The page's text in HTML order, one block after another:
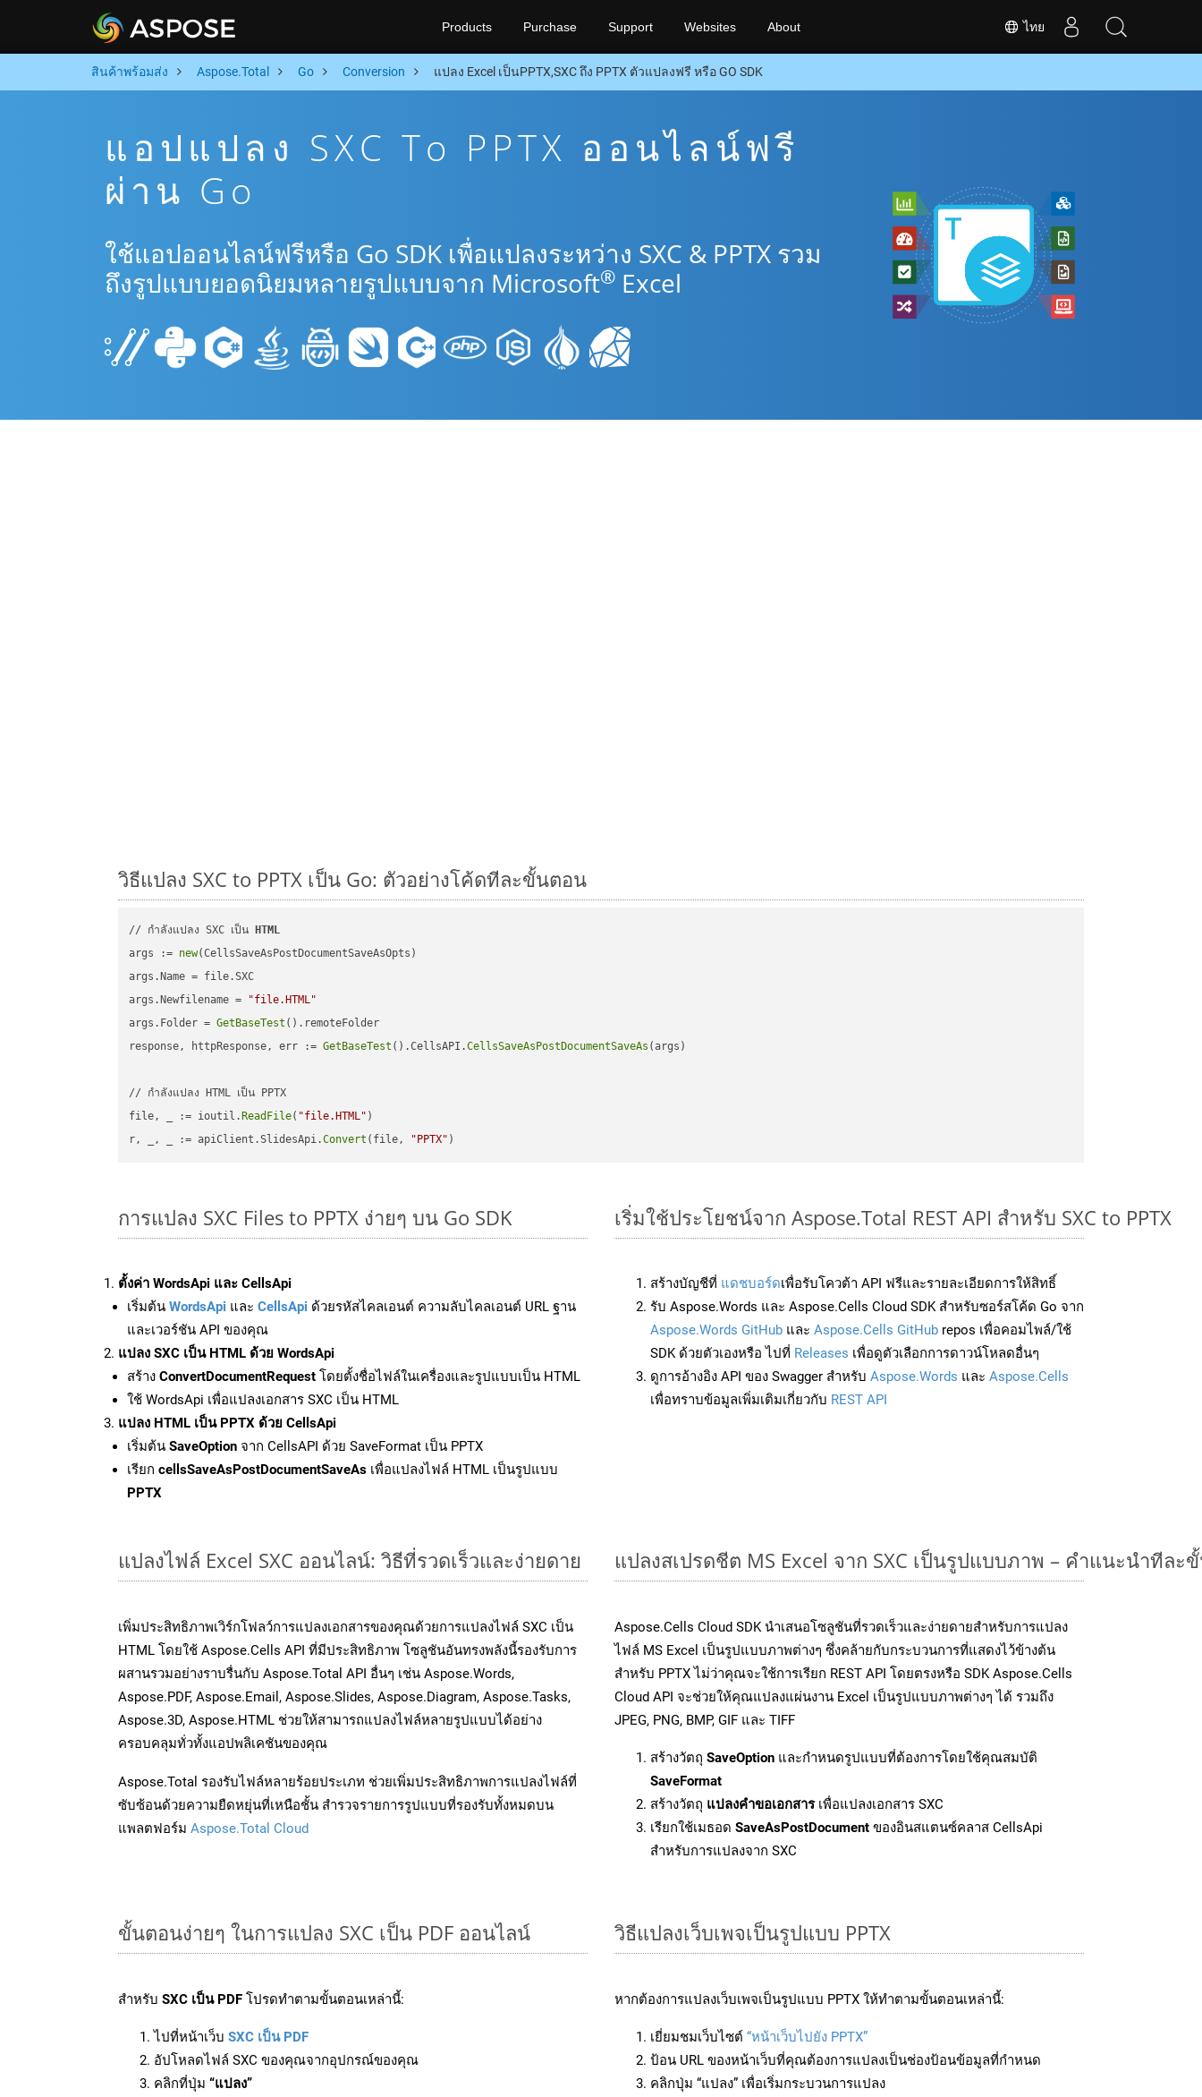
ไทย
Products Purchase Support Websites About
สินค้าพร้อมส่ง Aspose.Total Go Conversion แปลง Excel เป็นPPTX,SXC ถึง PPTX ตัวแปลงฟรี หรือ GO SDK
แอปแปลง SXC To PPTX ออนไลน์ฟรี
ผ่าน Go
ใช้แอปออนไลน์ฟรีหรือ Go SDK เพื่อแปลงระหว่าง SXC & PPTX รวม
ถึงรูปแบบยอดนิยมหลายรูปแบบจาก Microsoft® Excel
วิธีแปลง SXC to PPTX เป็น Go: ตัวอย่างโค้ดทีละขั้นตอน
// กำลังแปลง SXC เป็น
HTML
args := new(CellsSaveAsPostDocumentSaveAsOpts)
args.Name = file.SXC
args.Newfilename =
"file.HTML"
args.Folder = GetBaseTest ().remoteFolder
response, httpResponse, err := GetBaseTest ().CellsAPI.CellsSaveAsPostDocumentSaveAs (args)
// กำลังแปลง HTML เป็น PPTX
file, _ := ioutil. ReadFile( "file.HTML" )
r, _, _ := apiClient.SlidesApi.Convert (file, "PPTX"
การแปลง SXC Files to PPTX ง่ายๆ บน Go SDK
ตั้งค่า WordsApi และ CellsApi
เริ่มต้น WordsApi และ CellsApi ด้วยรหัสไคลเอนต์ ความลับไคลเอนต์ URL ฐาน
และเวอร์ชัน API ของคุณ
แปลง SXC เป็น HTML ด้วย WordsApi
สร้าง ConvertDocumentRequest โดยตั้งชื่อไฟล์ในเครื่องและรูปแบบเป็น HTML
ใช้ WordsApi เพื่อแปลงเอกสาร SXC เป็น HTML
แปลง HTML เป็น PPTX ด้วย CellsApi
เริ่มต้น SaveOption จาก CellsAPI ด้วย SaveFormat เป็น PPTX
เรียก cellsSaveAsPostDocumentSaveAs เพื่อแปลงไฟล์ HTML เป็นรูปแบบ
PPTX
เริ่มใช้ประโยชน์จาก Aspose.Total REST API สำหรับ SXC to PPTX
สร้างบัญชีที่ แดชบอร์ดเพื่อรับโควต้า API ฟรีและรายละเอียดการให้สิทธิ์
รับ Aspose.Words และ Aspose.Cells Cloud SDK สำหรับซอร์สโค้ด Go จาก
Aspose.Words GitHub และ Aspose.Cells GitHub repos เพื่อคอมไพล์/ใช้
SDK ด้วยตัวเองหรือ ไปที่ Releases เพื่อดูตัวเลือกการดาวน์โหลดอื่นๆ
ดูการอ้างอิง API ของ Swagger สำหรับ Aspose.Words และ Aspose.Cells
เพื่อทราบข้อมูลเพิ่มเติมเกี่ยวกับ REST API
แปลงไฟล์ Excel SXC ออนไลน์: วิธีที่รวดเร็วและง่ายดาย
เพิ่มประสิทธิภาพเวิร์กโฟลว์การแปลงเอกสารของคุณด้วยการแปลงไฟล์ SXC เป็น
HTML โดยใช้ Aspose.Cells API ที่มีประสิทธิภาพ โซลูชันอันทรงพลังนี้รองรับการ
ผสานรวมอย่างราบรื่นกับ Aspose.Total API อื่นๆ เช่น Aspose.Words,
Aspose.PDF, Aspose.Email, Aspose.Slides, Aspose.Diagram, Aspose.Tasks,
Aspose.3D, Aspose.HTML ช่วยให้สามารถแปลงไฟล์หลายรูปแบบได้อย่าง
ครอบคลุมทั่วทั้งแอปพลิเคชันของคุณ
Aspose.Total รองรับไฟล์หลายร้อยประเภท ช่วยเพิ่มประสิทธิภาพการแปลงไฟล์ที่
ซับซ้อนด้วยความยืดหยุ่นที่เหนือชั้น สำรวจรายการรูปแบบที่รองรับทั้งหมดบน
แพลตฟอร์ม Aspose.Total Cloud
แปลงสเปรดชีต MS Excel จาก SXC เป็นรูปแบบภาพ – คำแนะนำทีละ
Aspose.Cells Cloud SDK นำเสนอโซลูชันที่รวดเร็วและง่ายดายสำหรับการแปลง
ไฟล์ MS Excel เป็นรูปแบบภาพต่างๆ ซึ่งคล้ายกับกระบวนการที่แสดงไว้ข้างต้น
สำหรับ PPTX ไม่ว่าคุณจะใช้การเรียก REST API โดยตรงหรือ SDK Aspose.Cells
Cloud API จะช่วยให้คุณแปลงแผ่นงาน Excel เป็นรูปแบบภาพต่างๆ ได้ รวมถึง
JPEG, PNG, BMP, GIF และ TIFF
สร้างวัตถุ SaveOption และกำหนดรูปแบบที่ต้องการโดยใช้คุณสมบัติ
SaveFormat
สร้างวัตถุ แปลงคำขอเอกสารเพื่อแปลงเอกสาร SXC
เรียกใช้เมธอด SaveAsPostDocument ของอินสแตนซ์คลาส CellsApi
สำหรับการแปลงจาก SXC
ขั้นตอนง่ายๆ ในการแปลง SXC เป็น PDF ออนไลน์
สำหรับ SXC เป็น PDF โปรดทำตามขั้นตอนเหล่านี้:
ไปที่หน้าเว็บ SXC เป็น PDF
อัปโหลดไฟล์ SXC ของคุณจากอุปกรณ์ของคุณ
คลิกที่ปุ่ม “แปลง”
วิธีแปลงเว็บเพจเป็นรูปแบบ PPTX
หากต้องการแปลงเว็บเพจเป็นรูปแบบ PPTX ให้ทำตามขั้นตอนเหล่านี้:
เยี่ยมชมเว็บไซต์ “หน้าเว็บไปยัง PPTX”
ป้อน URL ของหน้าเว็บที่คุณต้องการแปลงเป็นช่องป้อนข้อมูลที่กำหนด
คลิกปุ่ม “แปลง” เพื่อเริ่มกระบวนการแปลง